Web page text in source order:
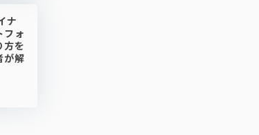
ナ
フォ
方を
が解